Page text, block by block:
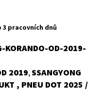
is:
3
3 pracovních dnů
KORANDO-OD-2019-
2019,SSANGYONG
, PNEU DOT 2025 /